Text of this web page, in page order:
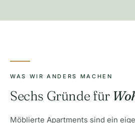
WAS WIR ANDERS MACHEN
Sechs Gründe für
Möblierte Apartments sind ein